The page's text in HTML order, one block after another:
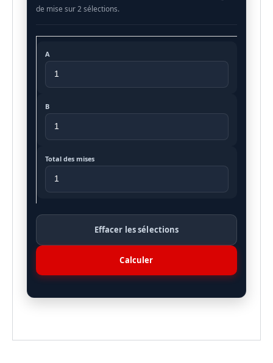
A
B
Total des mises
Effacer les sélections
Calculer